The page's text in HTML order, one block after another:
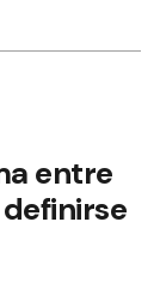
entre